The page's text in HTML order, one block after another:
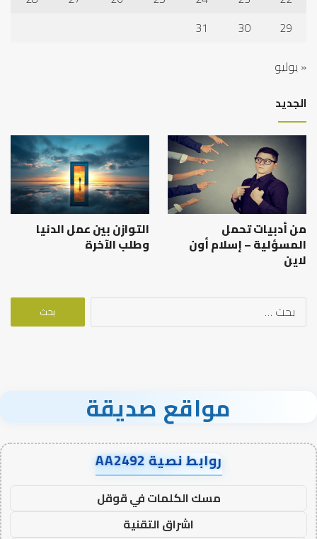
29
30
31
« يوليو
الجديد
من أدبيات تحمل
المسؤلية – إسلام أون
لاين
التوازن بين عمل الدنيا
وطلب الآخرة
البحث
مواقع صديقة
روابط نصية AA2492
مسك الكلمات في قوقل
اشراق التقنية